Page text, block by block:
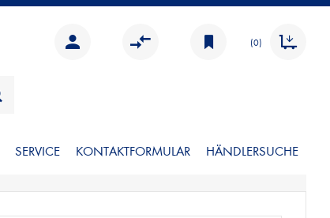
(0)
SERVICE KONTAKTFORMULAR HÄNDLERSUCHE